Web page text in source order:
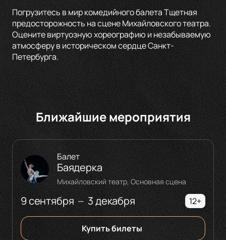
Погрузитесь в мир комедийного балета Тщетная
предосторожность на сцене Михайловского театра.
Оцените виртуозную хореографию и незабываемую
атмосферу в историческом сердце Санкт-
Петербурга.
Ближайшие мероприятия
9 сентября — 3 декабря
Балет
Баядерка
Михайловский театр, Основная сцена
12+
Купить билеты